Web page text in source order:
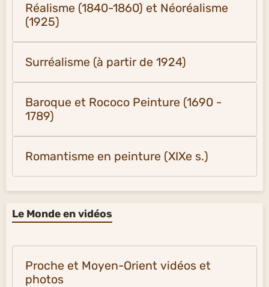
Réalisme (1840-1860) et Néoréalisme
(1925)
Surréalisme (à partir de 1924)
Baroque et Rococo Peinture (1690 -
1789)
Romantisme en peinture (XIXe s.)
Le Monde en vidéos
Proche et Moyen-Orient vidéos et
photos